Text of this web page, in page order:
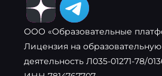
ООО «Образовательные
Лицензия на образовательную
деятельность Л035-01271-78/